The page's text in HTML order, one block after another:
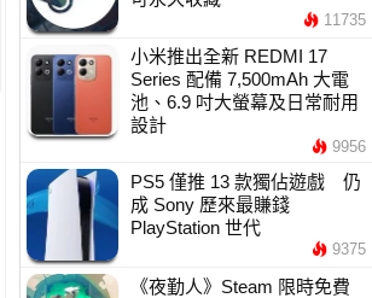
11735
小米推出全新 REDMI 17
Series 配備 7,500mAh 大電
池、6.9 吋大螢幕及日常耐用
設計
9956
PS5 僅推 13 款獨佔遊戲 仍
成 Sony 歷來最賺錢
PlayStation 世代
9375
《夜勤人》Steam 限時免費